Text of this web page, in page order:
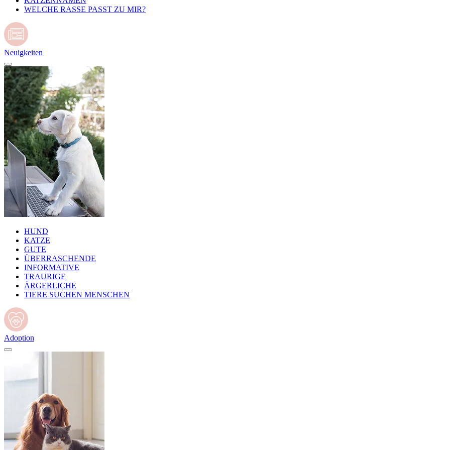
WELCHE RASSE PASST ZU MIR?
Neuigkeiten
HUND
KATZE
GUTE
ÜBERRASCHENDE
INFORMATIVE
TRAURIGE
ÄRGERLICHE
TIERE SUCHEN MENSCHEN
Adoption